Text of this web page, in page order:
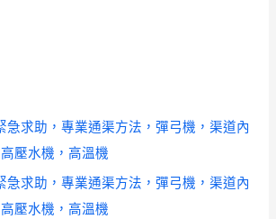
急求助，專業通渠方法，彈弓機，渠道內
壓水機，高溫機
急求助，專業通渠方法，彈弓機，渠道內
壓水機，高溫機